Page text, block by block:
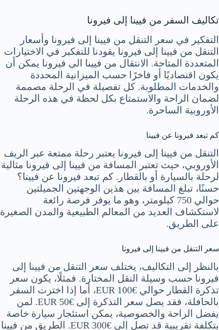
تكاليف السفر من فيينا إلى فيرونا
التفكير في سعر التنقل من فيينا إلى فيرونا وأسعار
التنقل من فيينا إلى فيرونا يقودنا للتفكير في الاختيارات
المتعددة المتاحة. الانتقال من فيينا الى فيرونا يمكن أن
يكون اقتصاديًا أو فاخرًا حسب الميزانية المحددة
والخدمات المطلوبة. كل تفصيلة في الرحلة مصممة
لضمان الراحة والاستمتاع بكل لحظة في هذه الرحلة
الأوروبية الساحرة.
كم تبعد فيرونا عن فيينا
التنقل من فيينا إلى فيرونا يعتبر رحلة ممتعة عبر الريف
الأوروبي، حيث تعتبر المسافة من فيينا إلى فيرونا مثالية
لرحلة بالسيارة أو بالقطار. كم تبعد فيرونا عن فيينا؟
حسنًا، تبلغ المسافة بين هذين الوجهتين الجميلتين
حوالي 750 كيلومتر، وهو ما يوفر فرصة رائعة
لاستكشاف العديد من المعالم الطبيعية والمدن الصغيرة
على الطريق.
سعر التنقل من فيينا إلى فيرونا
بالنظر إلى التكاليف، يختلف سعر التنقل من فيينا إلى
فيرونا حسب وسيلة النقل المختارة. فمثلًا، يكون سعر
تذكرة القطار حوالي €100 EUR، أما إذا اخترت السفر
بالحافلة، فقد يصل سعر التذكرة إلى €50 EUR. لمن
يفضل الراحة والخصوصية، يمكن استئجار سيارة خاصة
بتكلفة تقريبية قد تصل إلى €300 EUR. الطريق من فيينا